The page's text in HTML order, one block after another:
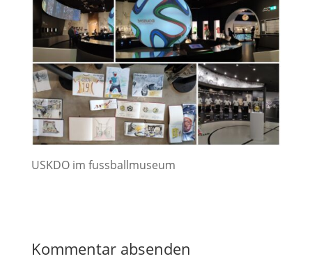
USKDO im fussballmuseum
Kommentar absenden